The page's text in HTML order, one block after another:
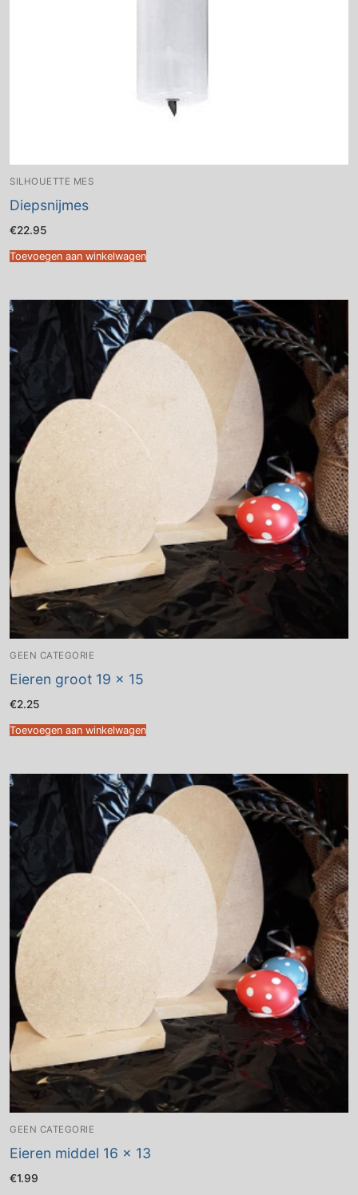
SILHOUETTE MES
Diepsnijmes
€22.95
Toevoegen aan winkelwagen
GEEN CATEGORIE
Eieren groot 19 x 15
€2.25
Toevoegen aan winkelwagen
GEEN CATEGORIE
Eieren middel 16 x 13
€1.99